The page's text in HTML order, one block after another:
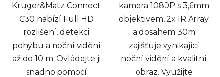
Kruger&Matz Connect
C30 nabízí Full HD
rozlišení, detekci
pohybu a noční vidění
až do 10 m. Ovládejte ji
snadno pomocí
kamera 1080P s 3,6mm
objektivem, 2x IR Array
a dosahem 30m
zajišťuje vynikající
noční vidění a kvalitní
obraz. Využijte